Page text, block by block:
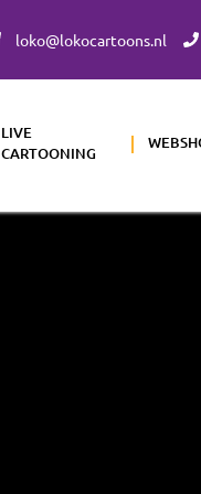
loko@lokocartoons.nl
LIVE
CARTOONING